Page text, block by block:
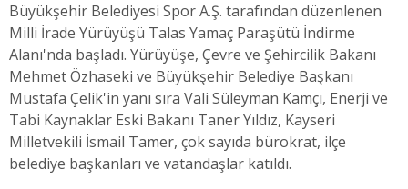
Büyükşehir Belediyesi Spor A.Ş. tarafından düzenlenen
Milli İrade Yürüyüşü Talas Yamaç Paraşütü İndirme
Alanı'nda başladı. Yürüyüşe, Çevre ve Şehircilik Bakanı
Mehmet Özhaseki ve Büyükşehir Belediye Başkanı
Mustafa Çelik'in yanı sıra Vali Süleyman Kamçı, Enerji ve
Tabi Kaynaklar Eski Bakanı Taner Yıldız, Kayseri
Milletvekili İsmail Tamer, çok sayıda bürokrat, ilçe
belediye başkanları ve vatandaşlar katıldı.